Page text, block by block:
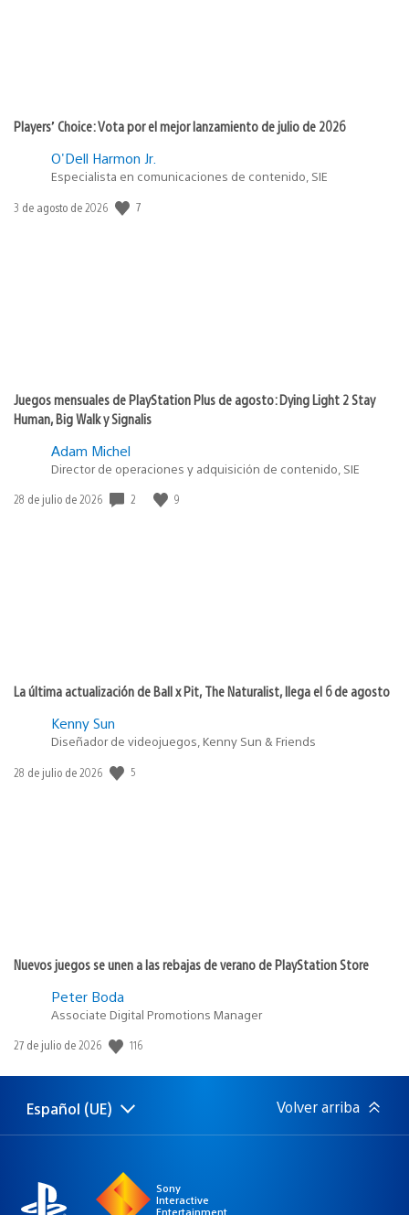
Players’ Choice: Vota por el mejor lanzamiento de julio de 2026
O'Dell Harmon Jr.
Especialista en comunicaciones de contenido, SIE
Fecha
3 de agosto de 2026 7
Juegos mensuales de PlayStation Plus de agosto: Dying Light 2 Stay
Human, Big Walk y Signalis
Adam Michel
Director de operaciones y adquisición de contenido, SIE
Fecha
28 de julio de 2026 2 9
La última actualización de Ball x Pit, The Naturalist, llega el 6 de agosto
Kenny Sun
Diseñador de videojuegos, Kenny Sun & Friends
Fecha
28 de julio de 2026 5
Nuevos juegos se unen a las rebajas de verano de PlayStation Store
Peter Boda
Associate Digital Promotions Manager
Fecha
publicación:
27 de julio de 2026 116
Selecciona
Región
Español (UE) Volver arriba
Sony
Interactive
Entertainment